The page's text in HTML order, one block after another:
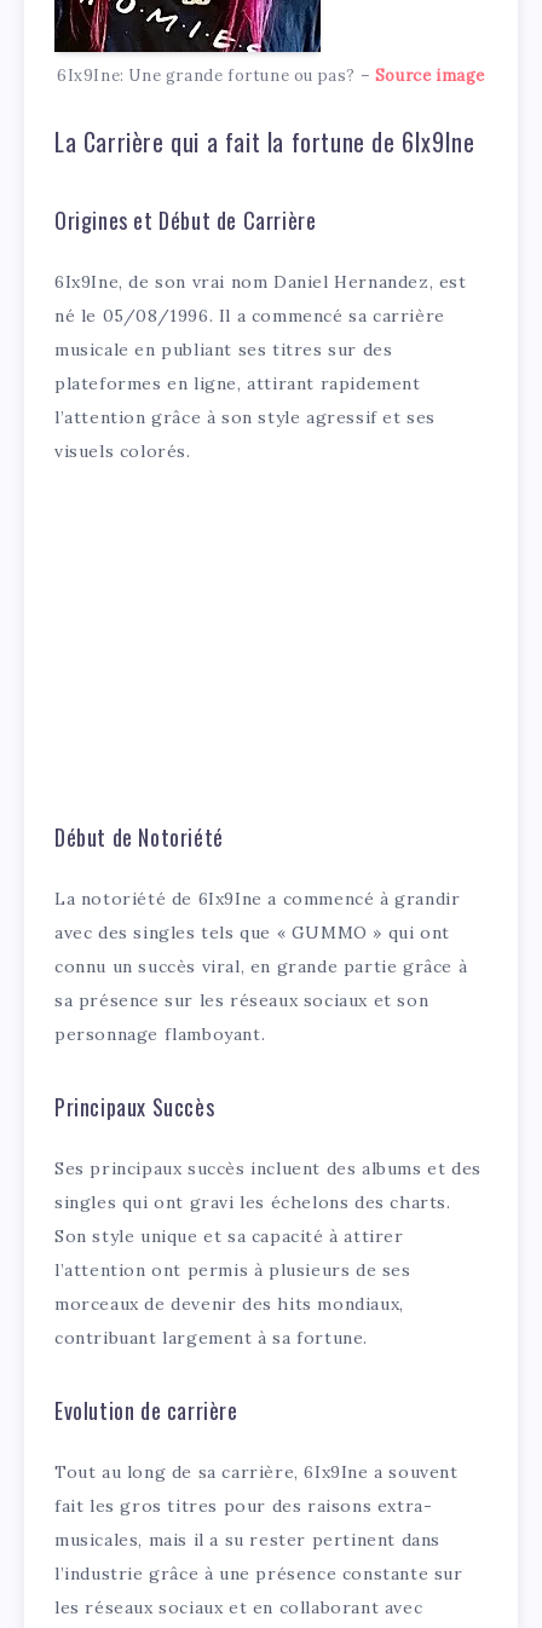
6Ix9Ine: Une grande fortune ou pas? – Source image
La Carrière qui a fait la fortune de 6Ix9Ine
Origines et Début de Carrière
6Ix9Ine, de son vrai nom Daniel Hernandez, est
né le 05/08/1996. Il a commencé sa carrière
musicale en publiant ses titres sur des
plateformes en ligne, attirant rapidement
l’attention grâce à son style agressif et ses
visuels colorés.
Début de Notoriété
La notoriété de 6Ix9Ine a commencé à grandir
avec des singles tels que « GUMMO » qui ont
connu un succès viral, en grande partie grâce à
sa présence sur les réseaux sociaux et son
personnage flamboyant.
Principaux Succès
Ses principaux succès incluent des albums et des
singles qui ont gravi les échelons des charts.
Son style unique et sa capacité à attirer
l’attention ont permis à plusieurs de ses
morceaux de devenir des hits mondiaux,
contribuant largement à sa fortune.
Evolution de carrière
Tout au long de sa carrière, 6Ix9Ine a souvent
fait les gros titres pour des raisons extra-
musicales, mais il a su rester pertinent dans
l’industrie grâce à une présence constante sur
les réseaux sociaux et en collaborant avec